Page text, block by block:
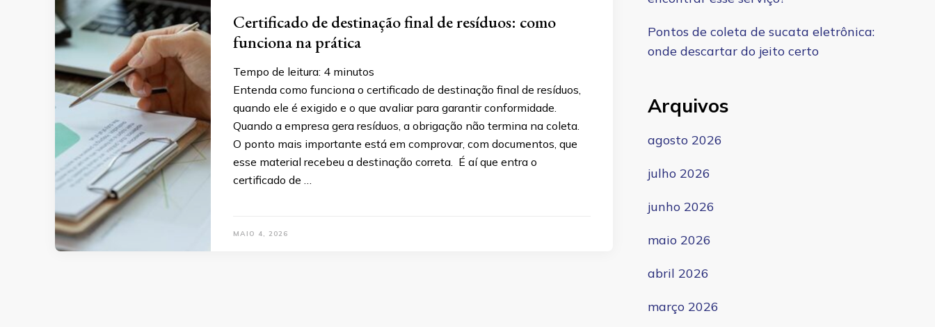
Certificado de destinação final de resíduos: como
funciona na prática
Tempo de leitura: 4 minutos
Entenda como funciona o certificado de destinação final de resíduos,
quando ele é exigido e o que avaliar para garantir conformidade.
Quando a empresa gera resíduos, a obrigação não termina na coleta.
O ponto mais importante está em comprovar, com documentos, que
esse material recebeu a destinação correta. É aí que entra o
certificado de …
MAIO 4, 2026
Pontos de coleta de sucata eletrônica:
onde descartar do jeito certo
Arquivos
agosto 2026
julho 2026
junho 2026
maio 2026
abril 2026
março 2026